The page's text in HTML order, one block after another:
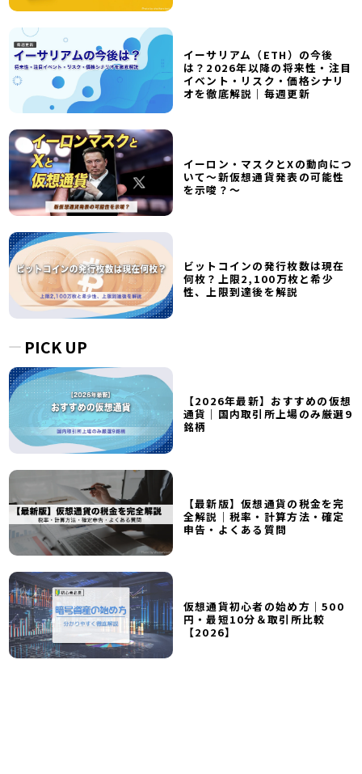
イーサリアム（ETH）の今後
は？2026年以降の将来性・注目
イベント・リスク・価格シナリ
オを徹底解説｜毎週更新
イーロン・マスクとXの動向につ
いて～新仮想通貨発表の可能性
を示唆？～
ビットコインの発行枚数は現在
何枚？上限2,100万枚と希少
性、上限到達後を解説
PICK UP
【2026年最新】おすすめの仮想
通貨｜国内取引所上場のみ厳選9
銘柄
【最新版】仮想通貨の税金を完
全解説｜税率・計算方法・確定
申告・よくある質問
仮想通貨初心者の始め方｜500
円・最短10分＆取引所比較
【2026】